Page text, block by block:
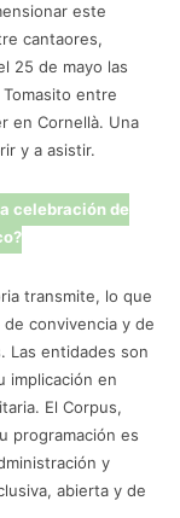
este
cantaores,
25 de mayo las
entre
en Cornellà. Una
y a asistir.
celebración de
transmite, lo que
convivencia y de
Las entidades son
implicación en
El Corpus,
programación es
y
abierta y de